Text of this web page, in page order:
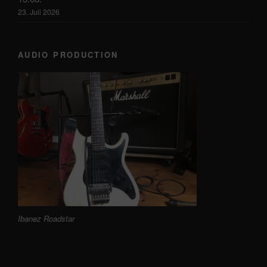
23. Juli 2026
AUDIO PRODUCTION
Ibanez Roadstar